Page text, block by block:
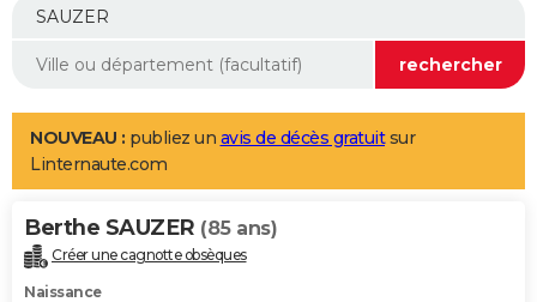
Mobiles
Meilleur smartphone
Internet
Ordinateurs
Jeux vidéo
Guide high-tech
Aménagement intérieur
LIFESTYLE
Art de vivre
Bien-être
Loisirs
Mode
Modes de vie
Alimentation
Guide de la santé
Maladies
Médicaments
Sommeil
VOYAGE
Destinations
City break
Voyage nature
Voyage de noces
Forum
Climat
+PHOTO
NOUVEAU : publiez un avis de décès gratuitsur
Linternaute.com
Berthe SAUZER (85 ans)
Créer une cagnotte obsèques
Naissance